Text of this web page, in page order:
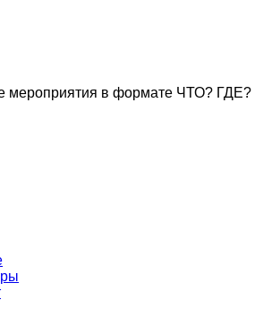
мероприятия в формате ЧТО? ГДЕ?